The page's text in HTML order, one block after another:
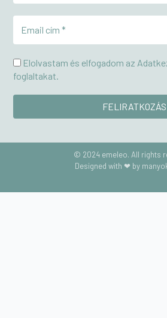
Elolvastam és elfogadom az
foglaltakat.
© 2024 emeleo. All rights
Designed with ❤ by